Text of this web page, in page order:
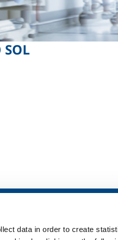
data in order to create
SOL
Prodotti e